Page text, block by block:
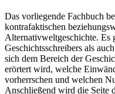
Das vorliegende Fachbuch
kontrafaktischen
Alternativweltgeschichte. Es
Geschichtsschreibers als
sich dem Bereich der
erörtert wird, welche
vorherrschen und welchen
Anschließend wird die Seite